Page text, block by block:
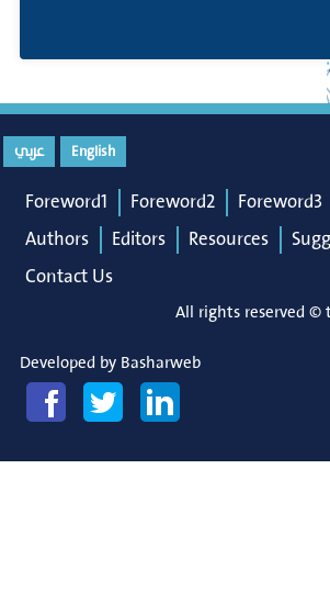
English عربي
Foreword1 Foreword2 Foreword3
Authors
Editors Resources
Contact Us
All rights reserved
Developed by Basharweb